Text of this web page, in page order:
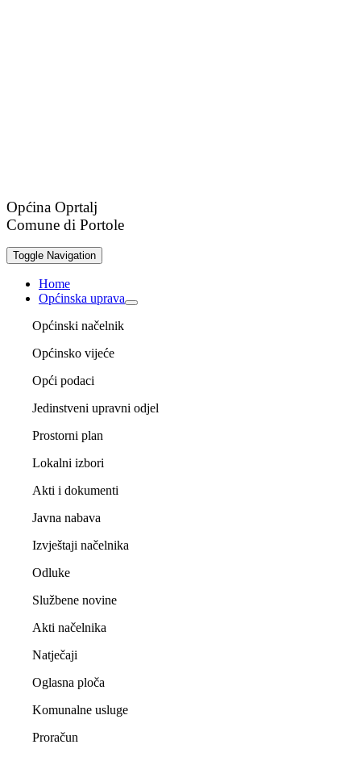
Općina Oprtalj
Comune di Portole
Toggle Navigation
Home
Općinska uprava
Općinski načelnik
Općinsko vijeće
Opći podaci
Jedinstveni upravni odjel
Prostorni plan
Lokalni izbori
Akti i dokumenti
Javna nabava
Izvještaji načelnika
Odluke
Službene novine
Akti načelnika
Natječaji
Oglasna ploča
Komunalne usluge
Proračun